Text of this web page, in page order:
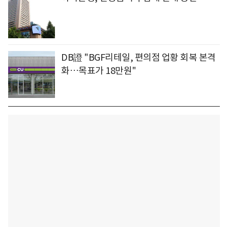
DB證 "BGF리테일, 편의점 업황 회복 본격
화…목표가 18만원"